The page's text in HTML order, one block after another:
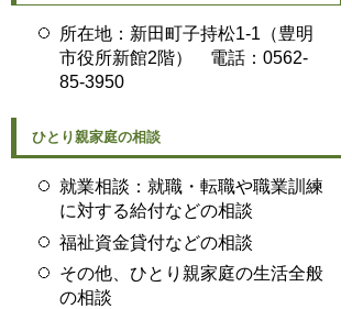
所在地：新田町子持松1-1（豊明
市役所新館2階） 電話：0562-
85-3950
ひとり親家庭の相談
就業相談：就職・転職や職業訓練
に対する給付などの相談
福祉資金貸付などの相談
その他、ひとり親家庭の生活全般
の相談